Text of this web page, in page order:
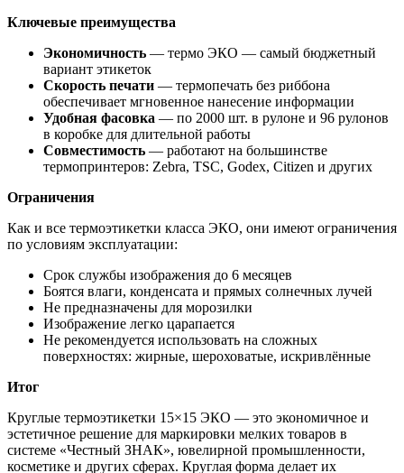
Ключевые преимущества
Экономичность — термо ЭКО — самый бюджетный
вариант этикеток
Скорость печати — термопечать без риббона
обеспечивает мгновенное нанесение информации
Удобная фасовка — по 2000 шт. в рулоне и 96 рулонов
в коробке для длительной работы
Совместимость — работают на большинстве
термопринтеров: Zebra, TSC, Godex, Citizen и других
Ограничения
Как и все термоэтикетки класса ЭКО, они имеют ограничения
по условиям эксплуатации:
Срок службы изображения до 6 месяцев
Боятся влаги, конденсата и прямых солнечных лучей
Не предназначены для морозилки
Изображение легко царапается
Не рекомендуется использовать на сложных
поверхностях: жирные, шероховатые, искривлённые
Итог
Круглые термоэтикетки 15×15 ЭКО — это экономичное и
эстетичное решение для маркировки мелких товаров в
системе «Честный ЗНАК», ювелирной промышленности,
косметике и других сферах. Круглая форма делает их